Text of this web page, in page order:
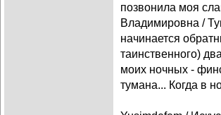
позвонила моя
Владимировна /
начинается
таинственного)
моих ночных -
тумана... Когда в